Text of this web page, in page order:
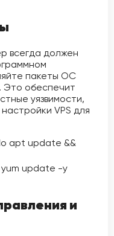
всегда должен
пакеты ОС
обеспечит
уязвимости,
VPS для
apt update &&
update -y
и